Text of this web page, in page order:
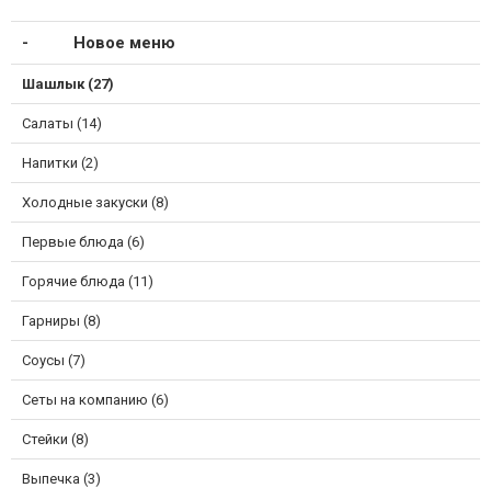
Новое меню
Шашлык (27)
Салаты (14)
Напитки (2)
Холодные закуски (8)
Первые блюда (6)
Горячие блюда (11)
Гарниры (8)
Соусы (7)
Сеты на компанию (6)
Стейки (8)
Выпечка (3)